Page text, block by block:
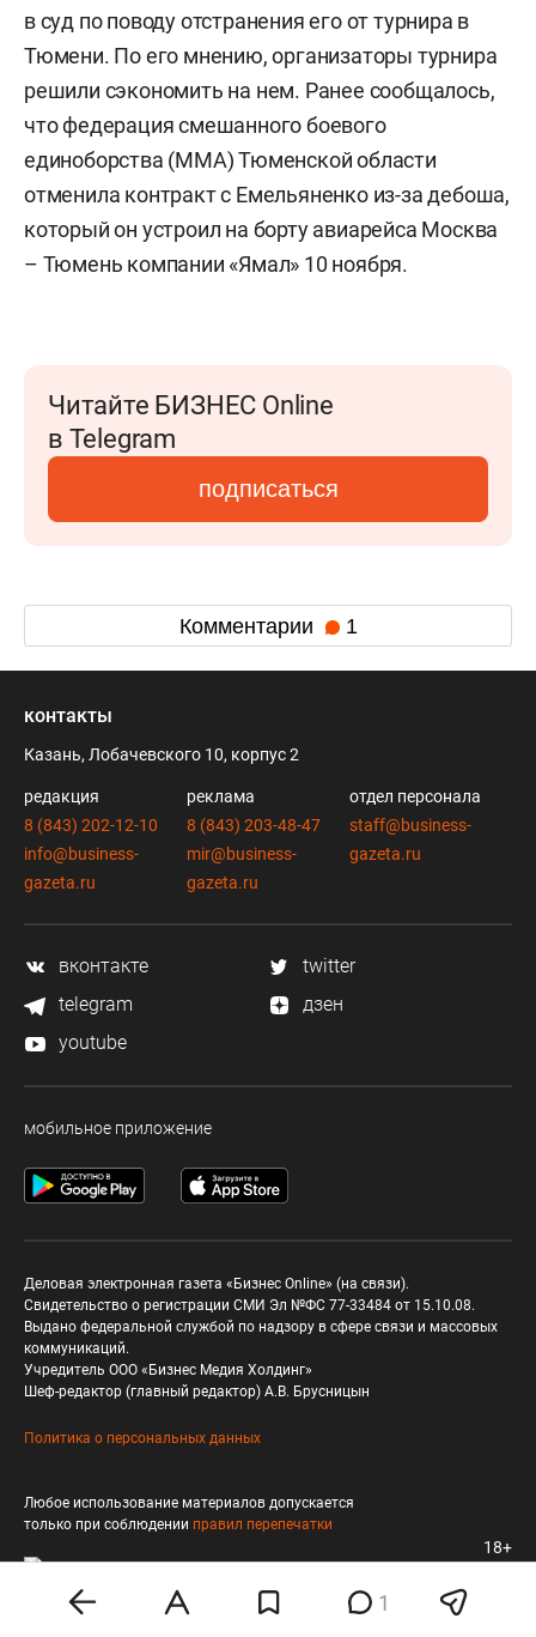
в суд по поводу отстранения его от турнира в
Тюмени. По его мнению, организаторы турнира
решили сэкономить на нем. Ранее сообщалось,
что федерация смешанного боевого
единоборства (ММА) Тюменской области
отменила контракт с Емельяненко из-за дебоша,
который он устроил на борту авиарейса Москва
– Тюмень компании «Ямал» 10 ноября.
Читайте БИЗНЕС Online
в Telegram
подписаться
Комментарии 1
1
контакты
Казань, Лобачевского 10, корпус 2
редакция
8 (843) 202-12-10
info@business-
gazeta.ru
реклама
8 (843) 203-48-47
mir@business-
gazeta.ru
отдел персонала
staff@business-
gazeta.ru
вконтакте
twitter
telegram
дзен
youtube
мобильное приложение
Деловая электронная газета «Бизнес Online» (на связи).
Свидетельство о регистрации СМИ Эл №ФС 77-33484 от 15.10.08.
Выдано федеральной службой по надзору в сфере связи и массовых
коммуникаций.
Учредитель ООО «Бизнес Медия Холдинг»
Шеф-редактор (главный редактор) А.В. Брусницын
Политика о персональных данных
Любое использование материалов допускается
только при соблюдении правил перепечатки
18+